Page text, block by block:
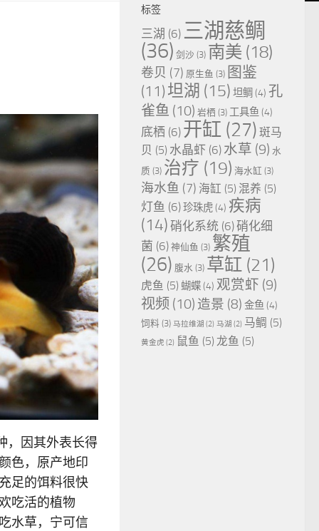
，因其外表长得
色，原产地印
足的饵料很快
吃活的植物
水草，宁可信
标签
三湖 (6) 三湖慈鲷
(36) 剑沙 (3) 南美 (18)
卷贝 (7) 原生鱼 (3) 图鉴
(11) 坦湖 (15) 坦鲷 (4) 孔
雀鱼 (10) 岩栖 (3) 工具鱼 (4)
底栖 (6) 开缸 (27) 斑马
贝 (5) 水晶虾 (6) 水草 (9) 水
质 (3) 治疗 (19) 海水缸 (3)
海水鱼 (7) 海缸 (5) 混养 (5)
灯鱼 (6)珍珠虎(4) 疾病
(14) 硝化系统 (6)硝化细
菌 (6) 神仙鱼 (3) 繁殖
(26) 腹水 (3) 草缸 (21)
虎鱼 (5) 蝴蝶(4) 观赏虾 (9)
视频 (10) 造景 (8) 金鱼 (4)
饲料 (3) 马拉维湖 (2) 马湖 (2) 马鲷 (5)
黄金虎 (2) 鼠鱼 (5) 龙鱼 (5)